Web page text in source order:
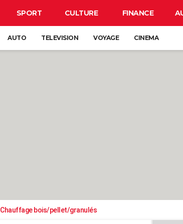
SPORT CULTURE FINANCE
AUTO TELEVISION VOYAGE CINEMA
Chauffage bois/pellet/granulés